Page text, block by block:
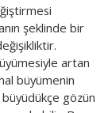
şeklinde bir
artan
büyümenin
gözün